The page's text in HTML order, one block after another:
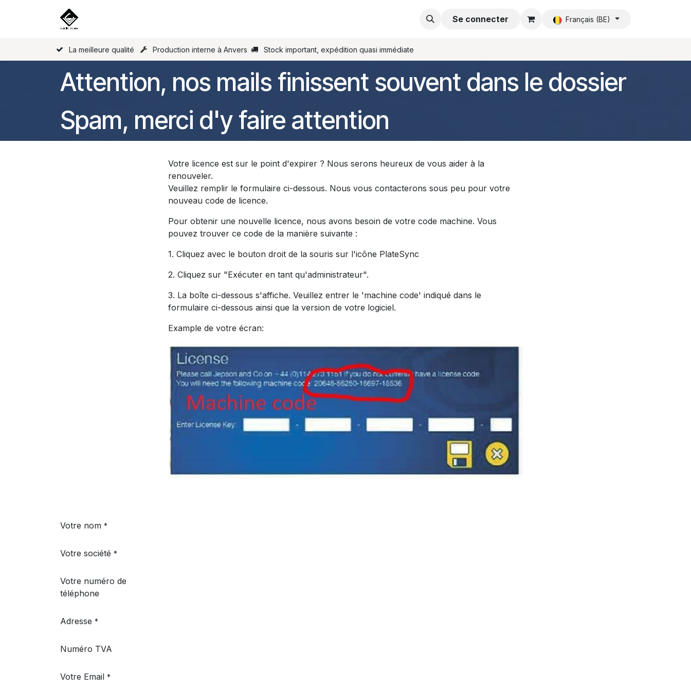
Commande en ligne Accueil
Se connecter Français (BE)
La meilleure qualité Production interne à Anvers Stock important, expédition quasi immédiate
Attention, nos mails finissent souvent dans le dossier
Spam, merci d'y faire attention
Votre licence est sur le point d'expirer ? Nous serons heureux de vous aider à la
renouveler.
Veuillez remplir le formulaire ci-dessous. Nous vous contacterons sous peu pour votre
nouveau code de licence.
Pour obtenir une nouvelle licence, nous avons besoin de votre code machine. Vous
pouvez trouver ce code de la manière suivante :
1. Cliquez avec le bouton droit de la souris sur l'icône PlateSync
2. Cliquez sur "Exécuter en tant qu'administrateur".
3. La boîte ci-dessous s'affiche. Veuillez entrer le 'machine code' indiqué dans le
formulaire ci-dessous ainsi que la version de votre logiciel.
Example de votre écran:
Votre nom *
Votre société *
Votre numéro de
téléphone
Adresse *
Numéro TVA
Votre Email *